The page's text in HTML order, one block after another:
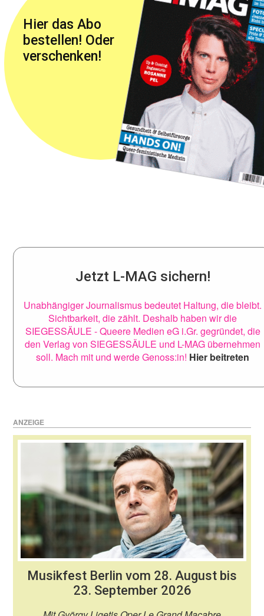
Hier das Abo
bestellen! Oder
verschenken!
Jetzt L-MAG sichern!
Unabhängiger Journalismus bedeutet Haltung, die bleibt.
Sichtbarkeit, die zählt. Deshalb haben wir die
SIEGESSÄULE - Queere Medien eG i.Gr. gegründet, die
den Verlag von SIEGESSÄULE und L-MAG übernehmen
soll. Mach mit und werde Genoss:in! Hier beitreten
ANZEIGE
Musikfest Berlin vom 28. August bis
23. September 2026